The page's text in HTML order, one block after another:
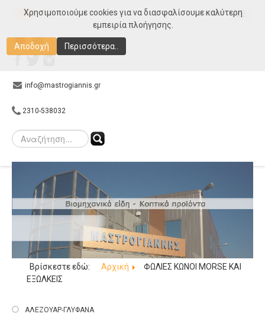
Χρησιμοποιούμε cookies για να διασφαλίσουμε καλύτερη
εμπειρία πλοήγησης.
Αποδοχή Περισσότερα..
MENU
Αρχική
Προϊόντα
Gallery
Επικοινωνία
info@mastrogiannis.gr
2310-538032
Βρίσκεστε εδώ: Αρχική
ΦΩΛΙΕΣ ΚΩΝΟΙ MORSE ΚΑΙ
ΕΞΩΛΚΕΙΣ
ΑΛΕΖΟΥΑΡ-ΓΛΥΦΑΝΑ